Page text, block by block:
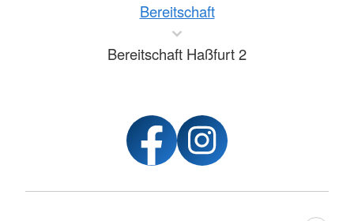
Bereitschaft
Bereitschaft Haßfurt 2